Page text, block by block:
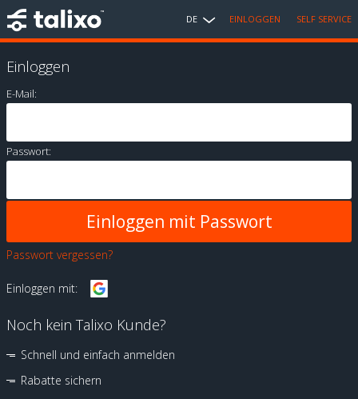
DE EINLOGGEN SELF SERVICE
Einloggen
E-Mail:
Passwort:
Passwort vergessen?
Einloggen mit:
Noch kein Talixo Kunde?
Schnell und einfach anmelden
Rabatte sichern